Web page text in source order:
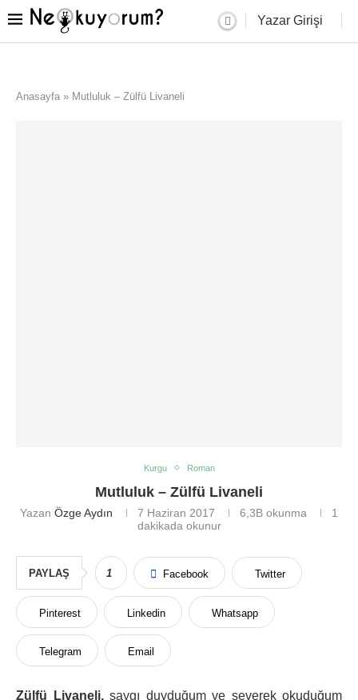
Yazar Girişi
Anasayfa » Mutluluk – Zülfü Livaneli
Kurgu Roman
Mutluluk – Zülfü Livaneli
Yazan Özge Aydın 7 Haziran 2017 6,3B okunma
1
dakikada okunur
PAYLAŞ 1 Facebook Twitter
Pinterest Linkedin Whatsapp
Telegram Email
Zülfü Livaneli,saygı duyduğum ve severek okuduğum